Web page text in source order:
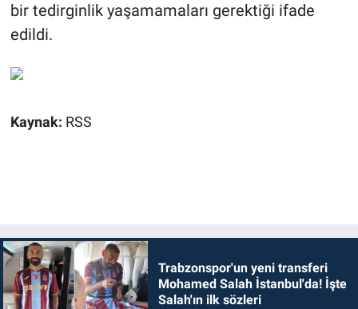
bir tedirginlik yaşamamaları gerektiği ifade
edildi.
Kaynak: RSS
Trabzonspor'un yeni transferi
Mohamed Salah İstanbul'da! İşte
Salah'ın ilk sözleri